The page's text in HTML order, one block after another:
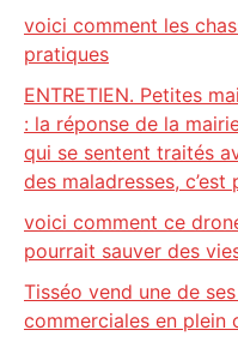
voici comment les
pratiques
ENTRETIEN. Petites
: la réponse de la
qui se sentent traités
des maladresses,
voici comment ce
pourrait sauver des
Tisséo vend une de
commerciales en plein